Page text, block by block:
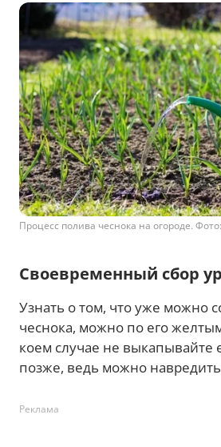
Процесс полива чеснока на огороде.
Своевременный сбор
Узнать о том, что уже можно
чеснока, можно по его
коем случае не выкапывайте
позже, ведь можно
Реклама